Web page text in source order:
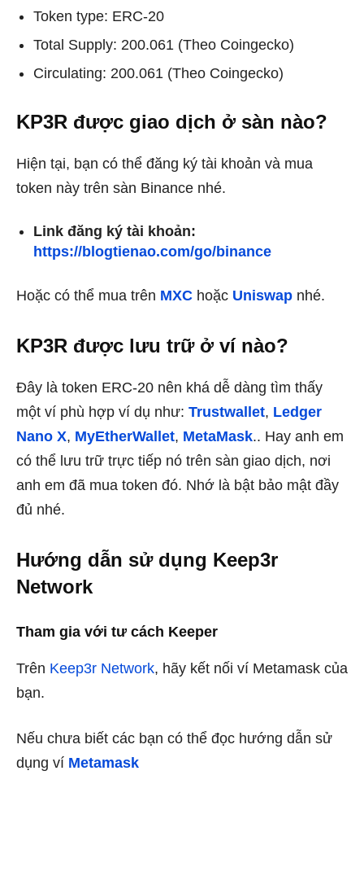
Token type: ERC-20
Total Supply: 200.061 (Theo Coingecko)
Circulating: 200.061 (Theo Coingecko)
KP3R được giao dịch ở sàn nào?
Hiện tại, bạn có thể đăng ký tài khoản và mua
token này trên sàn Binance nhé.
Link đăng ký tài khoản:
https://blogtienao.com/go/binance
Hoặc có thể mua trên MXC hoặc Uniswap nhé.
KP3R được lưu trữ ở ví nào?
Đây là token ERC-20 nên khá dễ dàng tìm thấy
một ví phù hợp ví dụ như: Trustwallet, Ledger
Nano X, MyEtherWallet, MetaMask.. Hay anh em
có thể lưu trữ trực tiếp nó trên sàn giao dịch, nơi
anh em đã mua token đó. Nhớ là bật bảo mật đầy
đủ nhé.
Hướng dẫn sử dụng Keep3r
Network
Tham gia với tư cách Keeper
Trên Keep3r Network, hãy kết nối ví Metamask của
bạn.
Nếu chưa biết các bạn có thể đọc hướng dẫn sử
dụng ví Metamask